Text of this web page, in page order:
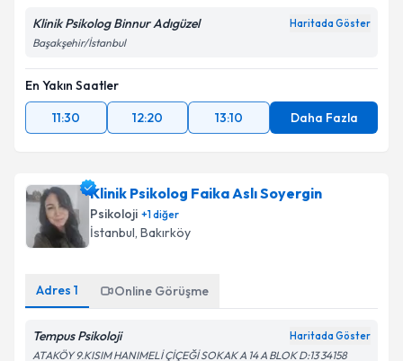
Klinik Psikolog Binnur Adıgüzel Haritada Göster
Başakşehir/İstanbul
En Yakın Saatler
11:30
12:20 13:10 Daha Fazla
Klinik Psikolog Faika Aslı Soyergin
Psikoloji +1diğer
İstanbul, Bakırköy
Adres 1 Online Görüşme
Tempus Psikoloji Haritada Göster
ATAKÖY 9.KISIM HANIMELİ ÇİÇEĞİ SOKAK A 14 A BLOK D:13 34158